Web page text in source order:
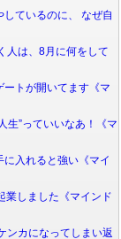
ているのに、 なぜ自
人は、8月に何をして
トが開いてます《マ
生”っていいなあ！《マ
入れると強い《マイ
業しました《マインド
ンカになってしまい返